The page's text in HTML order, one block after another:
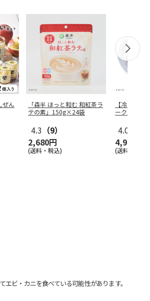
ぜん
「森半 ほっと和む 和紅茶ラ
テの素」150g×24袋
4.3 （9）
2,680円
(送料・税込)
【冷凍】「
ークターキ
4.0
4,980円
(送料・税込)
ビ・カニを食べている可能性があります。